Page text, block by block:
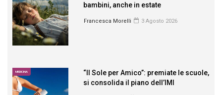
bambini, anche in estate
Francesca Morelli 3 Agosto 2026
MEDICINA
“Il Sole per Amico”: premiate le scuole,
si consolida il piano dell’IMI